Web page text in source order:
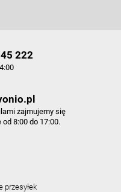
222
zajmujemy się
8:00 do 17:00.
przesyłek